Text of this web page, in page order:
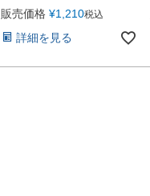
販売価格 ¥1,210税込
詳細を見る